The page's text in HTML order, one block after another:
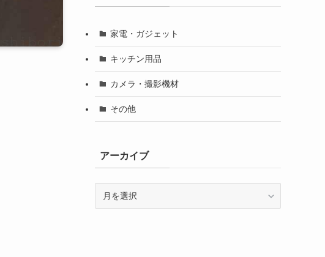
家電・ガジェット
キッチン用品
カメラ・撮影機材
その他
アーカイブ